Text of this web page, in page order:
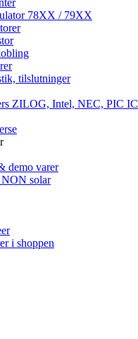
78XX / 79XX
tilslutninger
ZILOG, Intel, NEC, PIC IC
demo varer
solar
i shoppen